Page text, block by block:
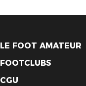
LE FOOT AMATEUR
FOOTCLUBS
CGU